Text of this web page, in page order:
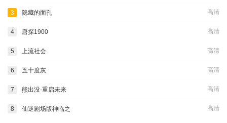
高清
3 隐藏的面孔
高清
4 唐探1900
高清
5 上流社会
高清
6 五十度灰
高清
7 熊出没·重启未来
高清
8 仙逆剧场版神临之